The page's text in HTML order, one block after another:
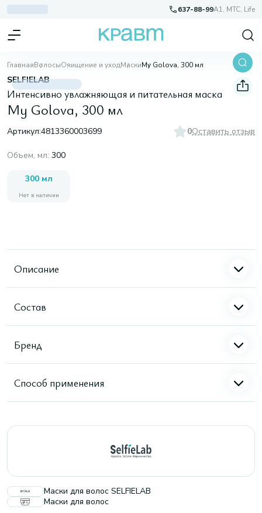
637-88-99A1, МТС, Life
ГлавнаяВолосыОчищение и уходМаскиMy Golova, 300 мл
SELFIELAB
Интенсивно увлажняющая и питательная маска
My Golova, 300 мл
Артикул:4813360003699 0Оставить отзыв
Объем, мл: 300
300 мл
Нет в наличии
Описание
Состав
Бренд
Способ применения
Маски для волос SELFIELAB
Маски для волос